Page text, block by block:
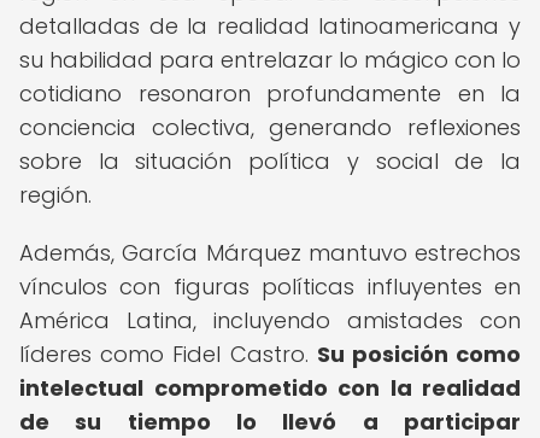
detalladas de la realidad latinoamericana y
su habilidad para entrelazar lo mágico con lo
cotidiano resonaron profundamente en la
conciencia colectiva, generando reflexiones
sobre la situación política y social de la
región.
Además, García Márquez mantuvo estrechos
vínculos con figuras políticas influyentes en
América Latina, incluyendo amistades con
líderes como Fidel Castro. Su posición como
intelectual comprometido con la realidad
de su tiempo lo llevó a participar